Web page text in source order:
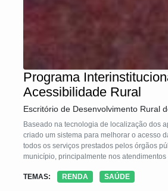
Programa
Acessibilidade Rural
Escritório de Desenvolvimento Rural
Baseado na tecnologia de localização dos
criado um sistema para melhorar o acesso
todos os serviços prestados pelos órgãos
município, principalmente nos
TEMAS:
RENDA SAÚDE